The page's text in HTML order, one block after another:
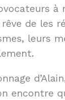
à
de les
leurs
encontre